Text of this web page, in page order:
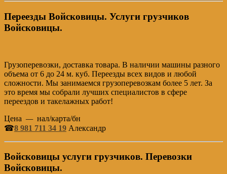
Переезды Войсковицы. Услуги грузчиков
Войсковицы.
Грузоперевозки, доставка товара. В наличии машины разного
объема от 6 до 24 м. куб. Переезды всех видов и любой
сложности. Мы занимаемся грузоперевозкам более 5 лет. За
это время мы собрали лучших специалистов в сфере
переездов и такелажных работ!
Цена — нал/карта/бн
☎8 981 711 34 19 Александр
Войсковицы услуги грузчиков. Перевозки
Войсковицы.